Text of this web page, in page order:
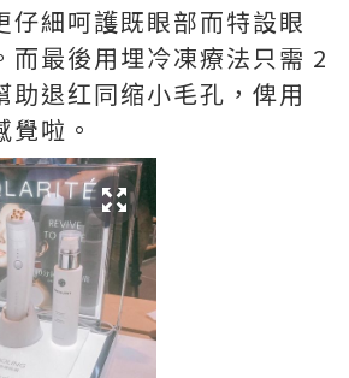
仔細呵護既眼部而特設眼
而最後用埋冷凍療法只需 2
助退红同缩小毛孔，俾用
啦。